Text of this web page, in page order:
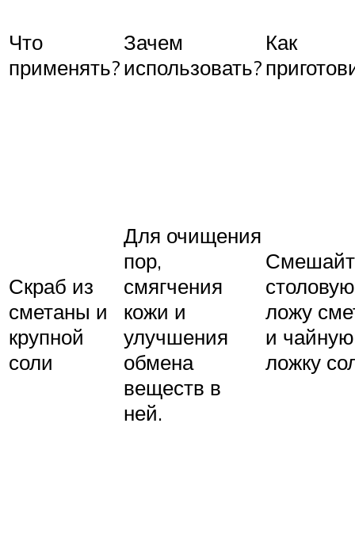
Что
применять?
Зачем
использовать?
Как
Скраб из
сметаны и
крупной
соли
Для очищения
пор,
смягчения
кожи и
улучшения
обмена
веществ в
ней.
столовую
ложу
и чайную
ложку